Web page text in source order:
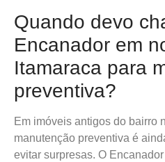
Quando devo
Encanador em
Itamaraca para
preventiva?
Em imóveis antigos do bairro
manutenção preventiva é
evitar surpresas. O